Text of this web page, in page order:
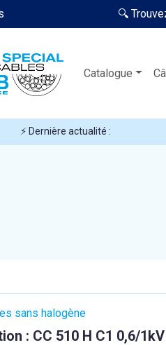
🔍
Catalogue
⚡ Dernière actualité :
sans halogène
: CC 510 H C1 0,6/1kV